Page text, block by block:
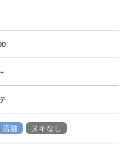
店舗 ヌキなし